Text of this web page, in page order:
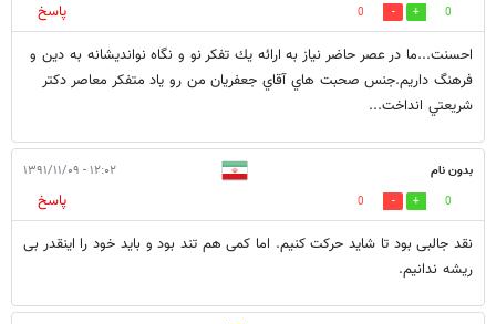
0
0
پاسخ
احسنت...ما در عصر حاضر نياز به ارائه يك تفكر نو و نگاه نوانديشانه به دين و
فرهنگ داريم.جنس صحبت هاي آقاي جعفريان من رو ياد متفكر معاصر دكتر
شريعتي انداخت...
بدون نام ۱۲:۰۲ - ۱۳۹۱/۱۱/۰۹
0
0
پاسخ
نقد جالبی بود تا شاید حرکت کنیم. اما کمی هم تند بود و باید خود را اینقدر بی
ریشه ندانیم.